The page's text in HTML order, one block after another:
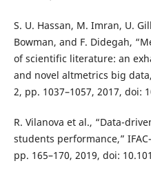
S. U. Hassan, M. Imran, U.
Bowman, and F. Didegah,
of scientific literature: an
and novel altmetrics big
2, pp. 1037–1057, 2017, doi:
R. Vilanova et al., “Data-
students performance,”
pp. 165–170, 2019, doi: